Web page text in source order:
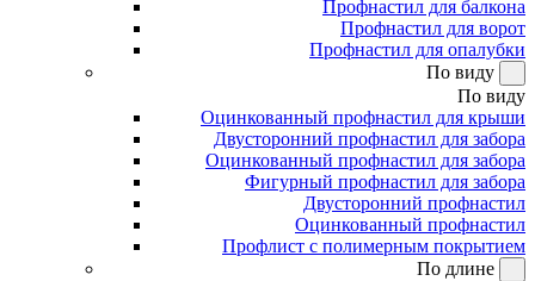
Профнастил для балкона
Профнастил для ворот
Профнастил для опалубки
По виду
По виду
Оцинкованный профнастил для крыши
Двусторонний профнастил для забора
Оцинкованный профнастил для забора
Фигурный профнастил для забора
Двусторонний профнастил
Оцинкованный профнастил
Профлист с полимерным покрытием
По длине